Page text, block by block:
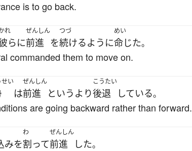
is to go back.
れ
らに
ぜんしん
前進 を
つづ
続けるように
めい
命じた。
commanded them to move on.
せい
は
ぜんしん
前進 というより
こうたい
後退 している。
are going backward rather than forward.
みを
わ
割って
ぜんしん
前進 した。